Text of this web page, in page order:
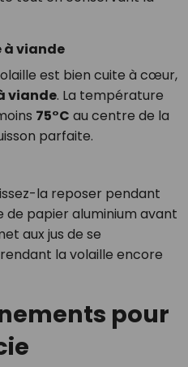
à viande
est bien cuite à cœur,
viande. La température
75°C au centre de la
parfaite.
la reposer pendant
de papier aluminium avant
aux jus de se
la volaille encore
pour